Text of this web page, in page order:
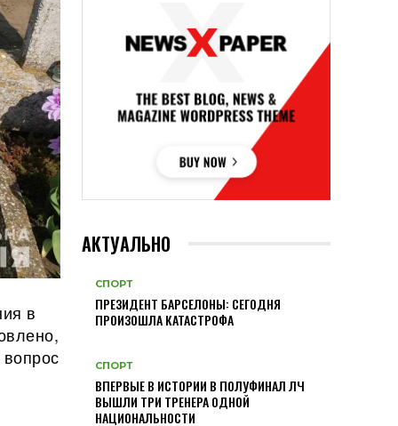
в
АКТУАЛЬНО
СПОРТ
ПРЕЗИДЕНТ БАРСЕЛОНЫ: СЕГОДНЯ
ПРОИЗОШЛА КАТАСТРОФА
СПОРТ
ВПЕРВЫЕ В ИСТОРИИ В ПОЛУФИНАЛ ЛЧ
ВЫШЛИ ТРИ ТРЕНЕРА ОДНОЙ
НАЦИОНАЛЬНОСТИ